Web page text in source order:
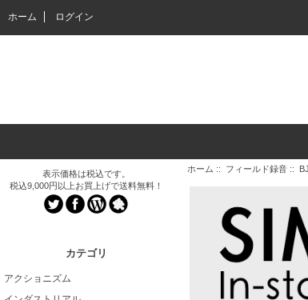
ホーム ログイン
表示価格は税込です。
税込9,000円以上お買上げで送料無料！
カテゴリ
アクショニズム
ホーム :: フィールド録音:: BJ